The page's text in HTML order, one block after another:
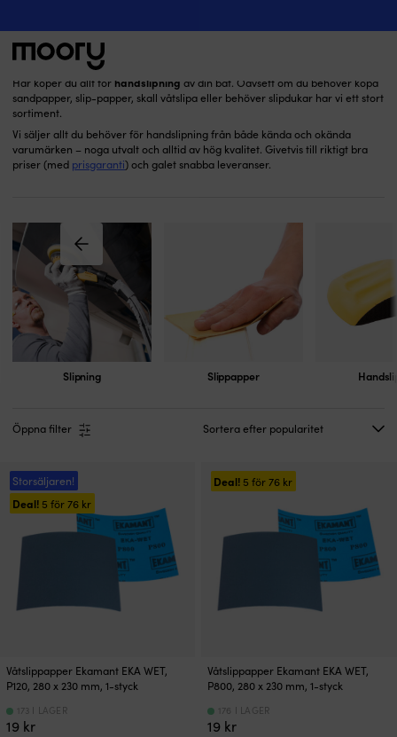
Sök
efter:
Handslipning
Här köper du allt för handslipning av din båt. Oavsett om du behöver köpa
sandpapper, slip-papper, skall våtslipa eller behöver slipdukar har vi ett stort
sortiment.
Vi säljer allt du behöver för handslipning från både kända och okända
varumärken – noga utvalt och alltid av hög kvalitet. Givetvis till riktigt bra
priser (med prisgaranti) och galet snabba leveranser.
Slipning Slippapper
Öppna filter
Storsäljaren!
Deal! 5 för76 kr
Våtslippapper Ekamant EKA WET,
P120, 280 x 230 mm, 1-styck
19 kr
173 I LAGER
Deal! 5 för76 kr
Våtslippapper Ekamant EKA WET,
P800, 280 x 230 mm, 1-styck
19 kr
176 I LAGER